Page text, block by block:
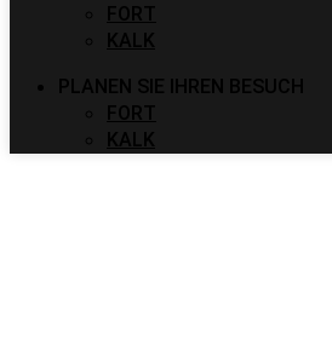
FORT
KALK
PLANEN SIE IHREN BESUCH
FORT
KALK